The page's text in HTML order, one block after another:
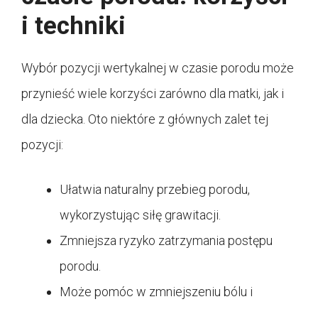
i techniki
Wybór pozycji wertykalnej w czasie porodu może
przynieść wiele korzyści zarówno dla matki, jak i
dla dziecka. Oto niektóre z głównych zalet tej
pozycji:
Ułatwia naturalny przebieg porodu,
wykorzystując siłę grawitacji.
Zmniejsza ryzyko zatrzymania postępu
porodu.
Może pomóc w zmniejszeniu bólu i